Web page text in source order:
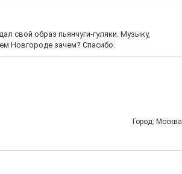
свой образ пьянчуги-гуляки. Музыку,
Новгороде зачем? Спасибо.
Город: Москва